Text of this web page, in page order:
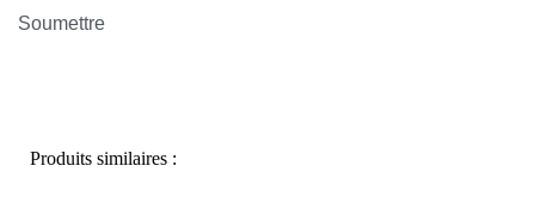
Soumettre
Produits similaires :